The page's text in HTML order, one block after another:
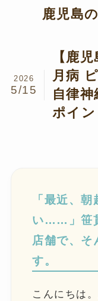
鹿児島
【鹿
月病
自律
ポイン
2026
5/15
「最近、
い……」笹
店舗で、そ
す。
こんにちは。